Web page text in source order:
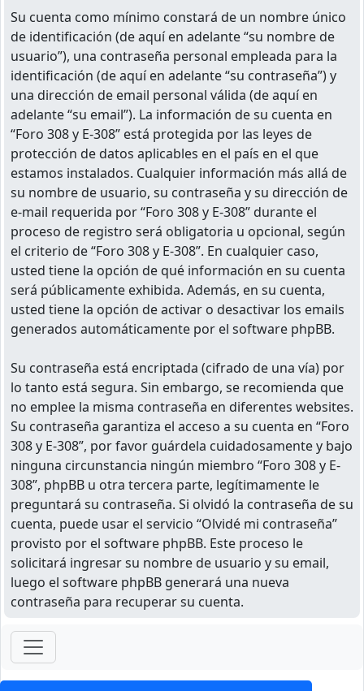
Su cuenta como mínimo constará de un nombre único
de identificación (de aquí en adelante “su nombre de
usuario”), una contraseña personal empleada para la
identificación (de aquí en adelante “su contraseña”) y
una dirección de email personal válida (de aquí en
adelante “su email”). La información de su cuenta en
“Foro 308 y E-308” está protegida por las leyes de
protección de datos aplicables en el país en el que
estamos instalados. Cualquier información más allá de
su nombre de usuario, su contraseña y su dirección de
e-mail requerida por “Foro 308 y E-308” durante el
proceso de registro será obligatoria u opcional, según
el criterio de “Foro 308 y E-308”. En cualquier caso,
usted tiene la opción de qué información en su cuenta
será públicamente exhibida. Además, en su cuenta,
usted tiene la opción de activar o desactivar los emails
generados automáticamente por el software phpBB.
Su contraseña está encriptada (cifrado de una vía) por
lo tanto está segura. Sin embargo, se recomienda que
no emplee la misma contraseña en diferentes websites.
Su contraseña garantiza el acceso a su cuenta en “Foro
308 y E-308”, por favor guárdela cuidadosamente y bajo
ninguna circunstancia ningún miembro “Foro 308 y E-
308”, phpBB u otra tercera parte, legítimamente le
preguntará su contraseña. Si olvidó la contraseña de su
cuenta, puede usar el servicio “Olvidé mi contraseña”
provisto por el software phpBB. Este proceso le
solicitará ingresar su nombre de usuario y su email,
luego el software phpBB generará una nueva
contraseña para recuperar su cuenta.
ForoClub 2025